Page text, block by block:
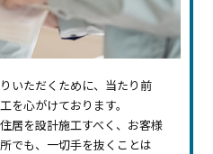
いただくために、当たり前
を心がけております。
居を設計施工すべく、お客様
でも、一切手を抜くことは